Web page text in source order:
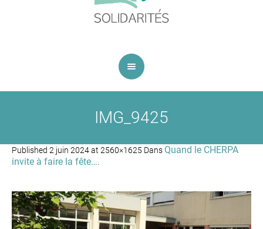
IMG_9425
Published 2 juin 2024at 2560×1625 Dans Quand le CHERPA
invite à faire la fête…